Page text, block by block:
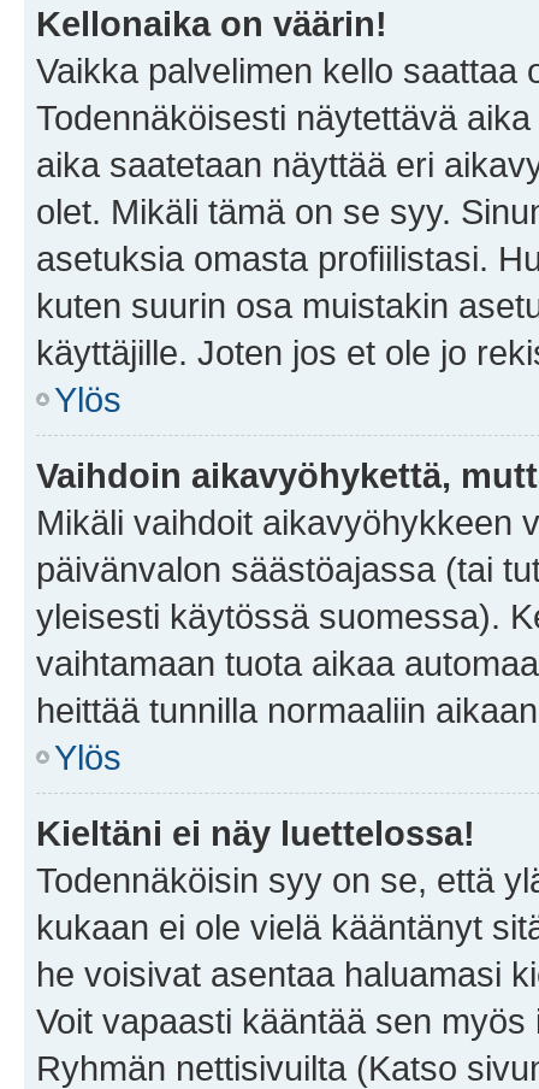
Kellonaika on väärin!
Vaikka palvelimen kello saattaa
Todennäköisesti näytettävä
aika saatetaan näyttää eri
olet. Mikäli tämä on se syy.
asetuksia omasta profiilistasi.
kuten suurin osa muistakin
käyttäjille. Joten jos et ole jo
Ylös
Vaihdoin aikavyöhykettä,
Mikäli vaihdoit aikavyöhykkeen
päivänvalon säästöajassa (tai
yleisesti käytössä suomessa).
vaihtamaan tuota aikaa
heittää tunnilla normaaliin
Ylös
Kieltäni ei näy luettelossa!
Todennäköisin syy on se, että
kukaan ei ole vielä kääntänyt
he voisivat asentaa haluamasi
Voit vapaasti kääntää sen
Ryhmän nettisivuilta (Katso